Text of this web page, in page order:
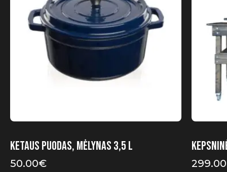
Ketaus puodas, mėlynas 3,5 l
50.00€ 299.00
Price
chosen
product